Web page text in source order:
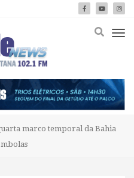
marco temporal da Bahia